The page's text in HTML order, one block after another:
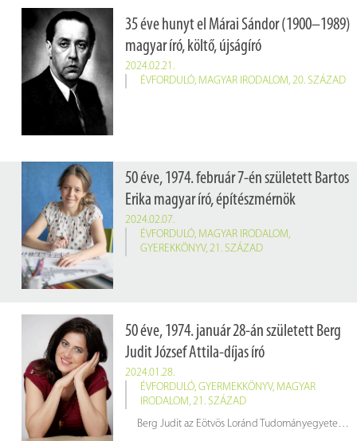
35 éve hunyt el Márai Sándor (1900–1989)
magyar író, költő, újságíró
2024.02.21.
ÉVFORDULÓ, MAGYAR IRODALOM, 20. SZÁZAD
50 éve, 1974. február 7-én született Bartos
Erika magyar író, építészmérnök
2024.02.07.
ÉVFORDULÓ, MAGYAR IRODALOM,
GYEREKKÖNYV, 21. SZÁZAD
50 éve, 1974. január 28-án született Berg
Judit József Attila-díjas író
2024.01.28.
ÉVFORDULÓ, GYERMEKKÖNYV, MAGYAR
IRODALOM, 21. SZÁZAD
Berg Judit az Eötvös Loránd Tudományegyetem Bölcsészkarán szerzett magyar–angol szakos tanári diplomát és drámatanári végzettséget. Közben egykori általános iskolája színházszakkörének írt darabokat, részt vett a rendezésben, vándortáborba kísérte a gyerekeket, angolt tanított.